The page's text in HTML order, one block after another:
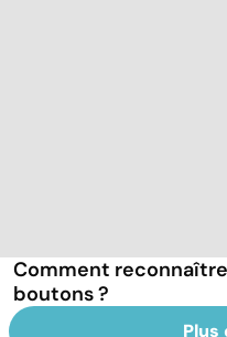
Comment
boutons ?
Plus